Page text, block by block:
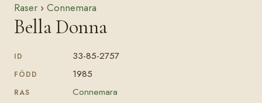
Raser › Connemara
Bella Donna
ID 33-85-2757
FÖDD 1985
RAS Connemara